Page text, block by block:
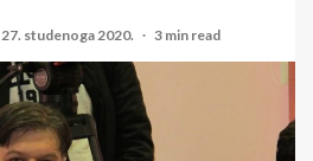
27. studenoga 2020. 3 min read